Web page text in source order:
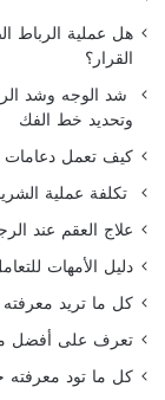
هل عملية الرباط
القرار؟
شد الوجه وشد
وتحديد خط الفك
كيف تعمل دعامات
تكلفة عملية
علاج العقم عند
دليل الأمهات
كل ما تريد
تعرف على أفضل
كل ما تود معرفته